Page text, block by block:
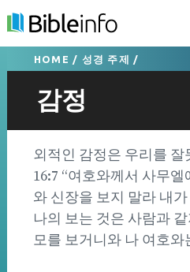
HOME / 성경 주제 /
감정
외적인 감정은 우리를
16:7 “여호와께서 사무
와 신장을 보지 말라 내
나의 보는 것은 사람과
모를 보거니와 나 여호와